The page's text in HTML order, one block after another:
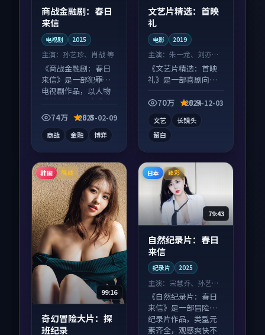
商战金融剧：春日
来信
电视剧 2025
主演： 孙艺珍、肖战 等
《商战金融剧：春日
来信》是一部犯罪向
电视剧作品，以人物
成长为内核，情感戏
份扎实。
74万 8.8
2025-02-09
商战 金融 博弈
文艺片精选：首映
礼
电影 2019
主演：朱一龙、刘亦菲
等
《文艺片精选：首映
礼》是一部喜剧向电
息量大，适合沉浸式
70万 8.9
2024-12-03
文艺
长镜头
留白
韩国 院线
99:16
奇幻冒险大片：探
班纪录
日本 臻彩
79:43
自然纪录片：春日
来信
纪录片 2025
主演： 宋慧乔、孙艺珍
等
《自然纪录片：春日
来信》是一部冒险向
纪录片作品，类型元
素齐全，观感爽快不